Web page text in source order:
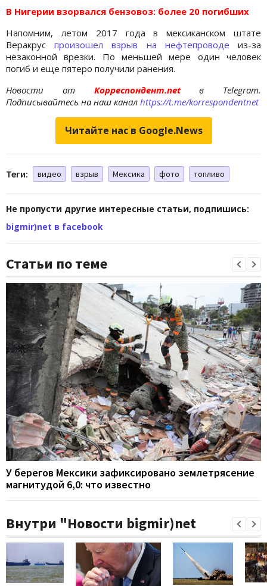
В Нигерии взорвался бензовоз: более 20 погибших
Напомним, летом 2017 года в мексиканском штате
Веракруспроизошел взрыв на нефтепроводе из-за
незаконной врезки. По меньшей мере один человек
погиб и еще пятеро получили ранения.
Новости отКорреспондент.netв Telegram.
Подписывайтесь на наш канал https://t.me/korrespondentnet
Читайте нас в Google.News
Теги: видео взрыв Мексика фото топливо
Не пропусти другие интересные статьи, подпишись:
bigmir)net в facebook
Статьи по теме
У берегов Мексики зафиксировано землетрясение
магнитудой 6,0: что известно
Внутри "Новости bigmir)net